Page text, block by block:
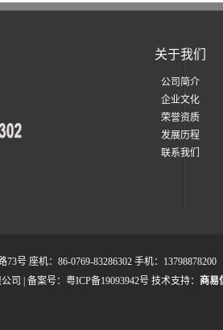
关于我们
公司简介
企业文化
荣誉资质
发展历程
联系我们
号 座机：86-0769-83286302 手机：13798878200
司 | 备案号：粤ICP备19093942号 技术支持： 商易